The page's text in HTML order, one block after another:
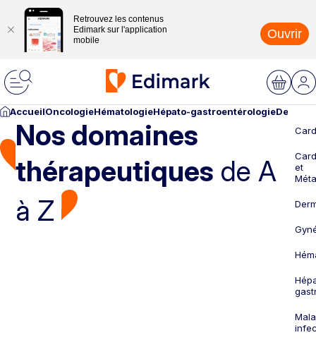
Retrouvez les contenus
Edimark sur l'application
mobile
Ouvrir
AccueilOncologieHématologieHépato-gastroentérologie
Nos domaines
thérapeutiques de A
à Z
et